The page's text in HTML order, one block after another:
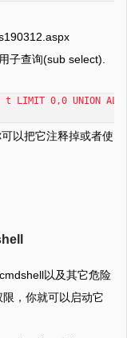
子查询(sub select).
LIMIT 0,0 UNION ALL
以把它注释掉或者使
以及其它危险
，你就可以启动它